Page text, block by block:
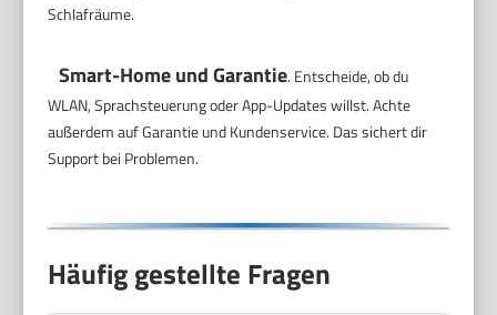
Schlafräume.
Smart-Home und Garantie. Entscheide, ob du
WLAN, Sprachsteuerung oder App-Updates willst. Achte
außerdem auf Garantie und Kundenservice. Das sichert dir
Support bei Problemen.
Häufig gestellte Fragen